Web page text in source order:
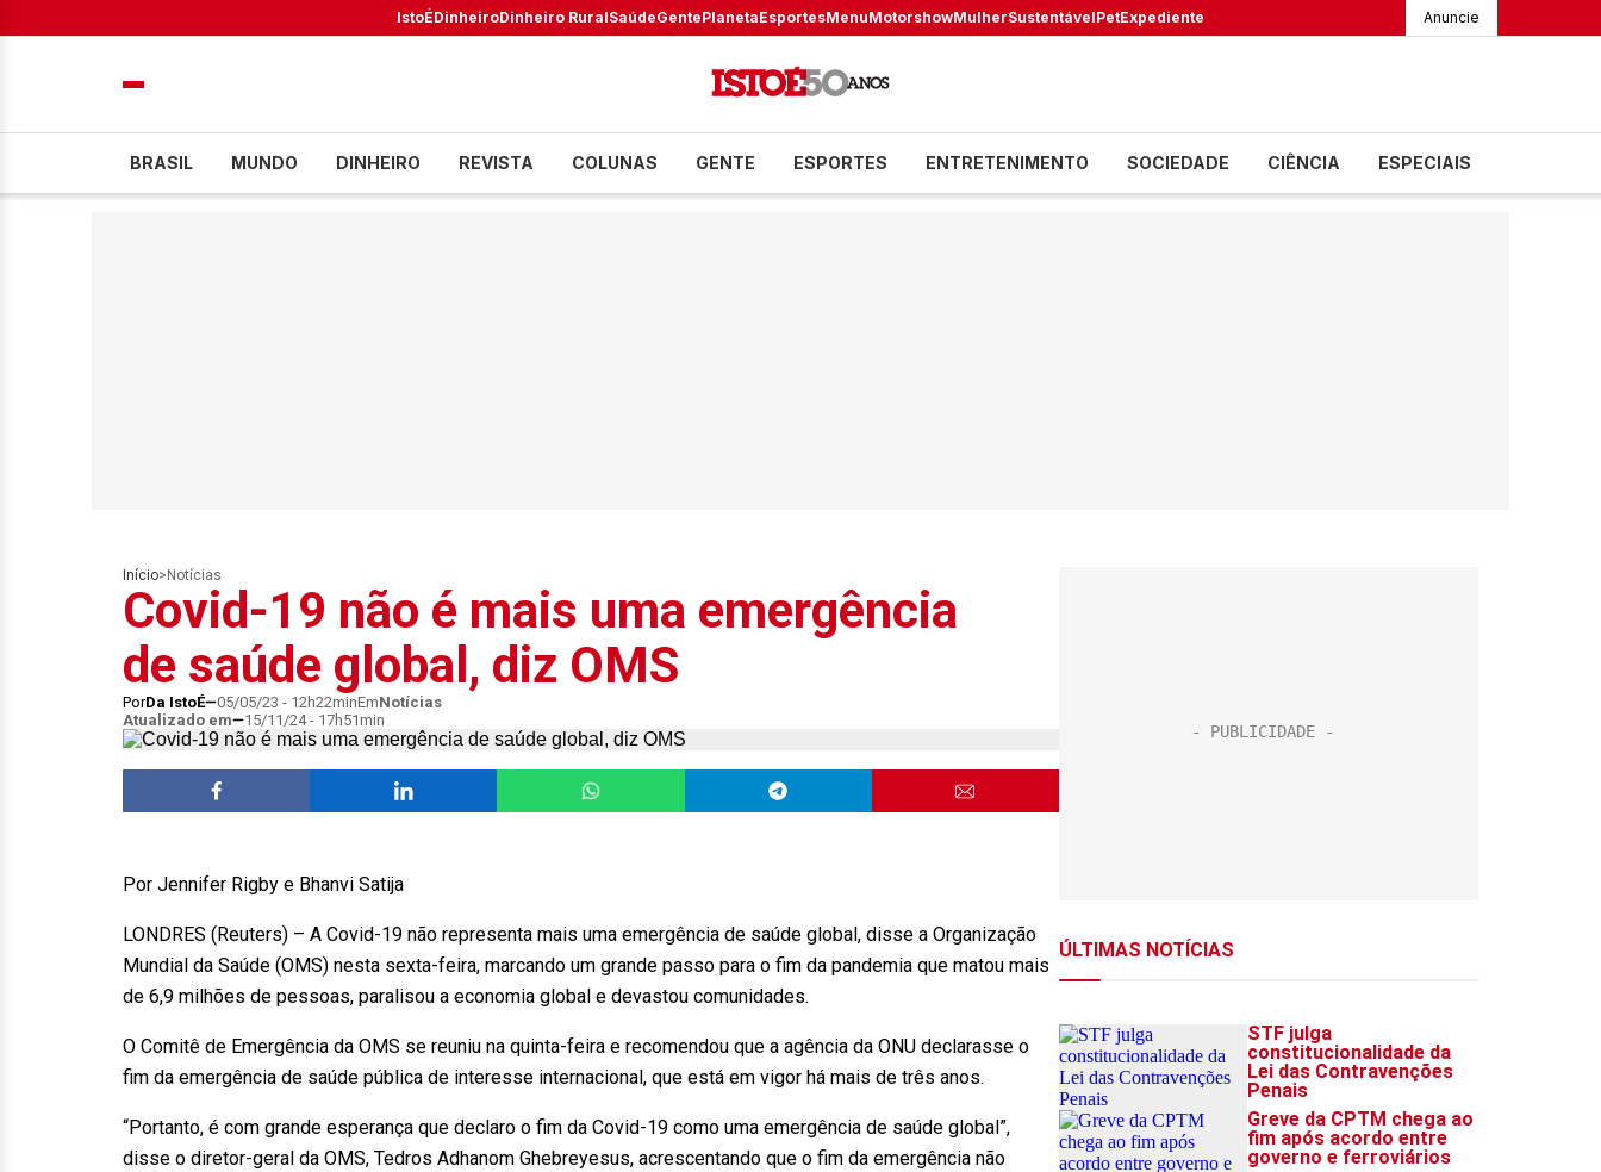
IstoÉDinheiroDinheiro RuralSaúdeGentePlanetaEsportesMenuMotorshowMulherSustentávelPetExpediente Anuncie
BRASIL MUNDO DINHEIRO REVISTA COLUNAS GENTE ESPORTES ENTRETENIMENTO SOCIEDADE CIÊNCIA ESPECIAIS
Início> Notícias
Covid-19 não é mais uma emergência
de saúde global, diz OMS
PorDa IstoÉ 05/05/23 - 12h22minEmNotícias
Atualizado em
15/11/24 - 17h51min
Por Jennifer Rigby e Bhanvi Satija
LONDRES (Reuters) – A Covid-19 não representa mais uma emergência de saúde global, disse a Organização
Mundial da Saúde (OMS) nesta sexta-feira, marcando um grande passo para o fim da pandemia que matou mais
de 6,9 milhões de pessoas, paralisou a economia global e devastou comunidades.
O Comitê de Emergência da OMS se reuniu na quinta-feira e recomendou que a agência da ONU declarasse o
fim da emergência de saúde pública de interesse internacional, que está em vigor há mais de três anos.
“Portanto, é com grande esperança que declaro o fim da Covid-19 como uma emergência de saúde global”,
disse o diretor-geral da OMS, Tedros Adhanom Ghebreyesus, acrescentando que o fim da emergência não